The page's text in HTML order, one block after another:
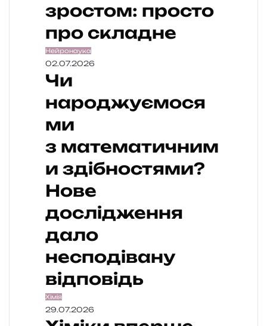
зростом: просто
про складне
Нейронаука
02.07.2026
Чи
народжуємося
ми
з математичним
и здібностями?
Нове
дослідження
дало
несподівану
відповідь
Хімія
29.07.2026